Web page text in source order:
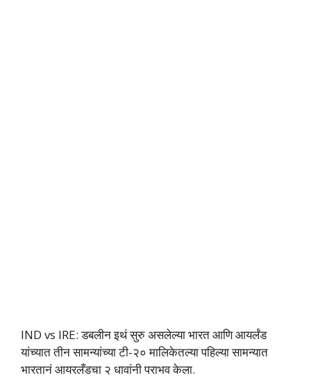
IND vs IRE: डबलीन इथं सुरु असलेल्या भारत आणि आयर्लंड
यांच्यात तीन सामन्यांच्या टी-२० मालिकेतल्या पहिल्या सामन्यात
भारतानं आयरलँडचा २ धावांनी पराभव केला.